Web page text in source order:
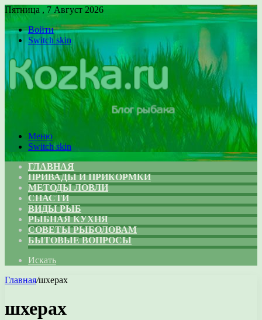
Пятница , 7 Август 2026
Войти
Switch skin
Меню
Switch skin
ГЛАВНАЯ
ПРИВАДЫ И ПРИКОРМКИ
МЕТОДЫ ЛОВЛИ
СНАСТИ
ВИДЫ РЫБ
РЫБНАЯ КУХНЯ
СОВЕТЫ РЫБОЛОВАМ
БЫТОВЫЕ ВОПРОСЫ
Искать
Главная/шхерах
шхерах